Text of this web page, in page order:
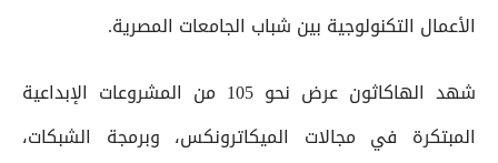
الأعمال التكنولوجية بين شباب الجامعات المصرية.
شهد الهاكاثون عرض نحو 105 من المشروعات الإبداعية
المبتكرة في مجالات الميكاترونكس، وبرمجة الشبكات،